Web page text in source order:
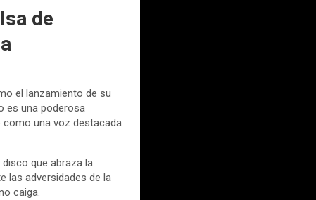
de
el lanzamiento de su
es una poderosa
como una voz destacada
que abraza la
las adversidades de la
caiga.